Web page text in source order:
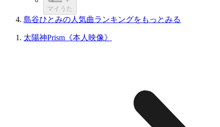
マイうた
島谷ひとみの人気曲ランキングをもっとみる
太陽神Prism《本人映像》